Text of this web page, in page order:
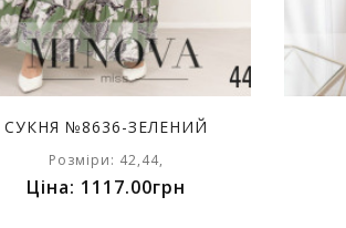
СУКНЯ №8636-ЗЕЛЕНИЙ
Розміри: 42,44,
Ціна: 1117.00грн